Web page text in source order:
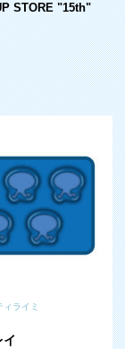
STORE "15th"
ライミ